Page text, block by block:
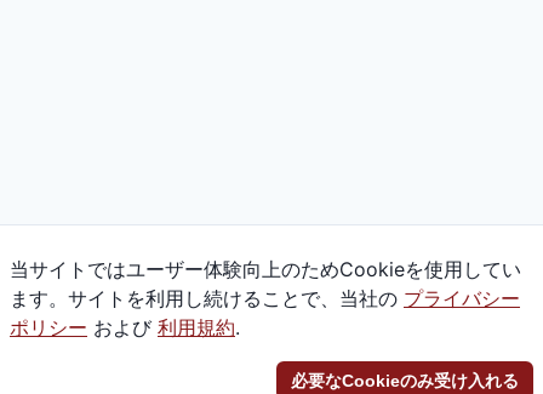
当サイトではユーザー体験向上のためCookieを使用してい
ます。サイトを利用し続けることで、当社の プライバシー
ポリシー および 利用規約.
必要なCookieのみ受け入れる